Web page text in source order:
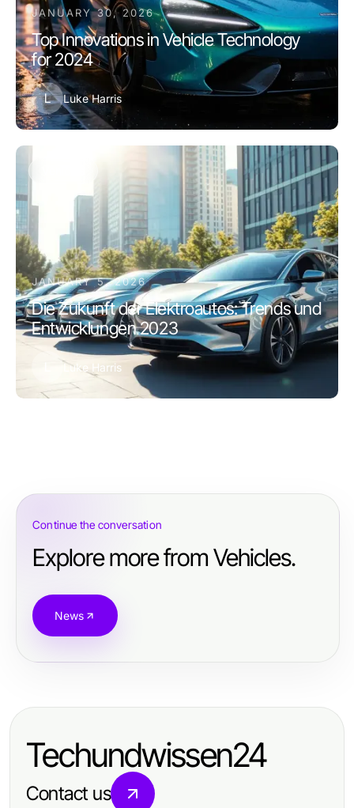
JANUARY 30, 2026
Top Innovations in Vehicle Technology
for 2024
L Luke Harris
JANUARY 5, 2026
Die Zukunft der Elektroautos: Trends und
Entwicklungen 2023
Luke Harris
Continue the conversation
Explore more from Vehicles.
News
Techundwissen24
Contact us